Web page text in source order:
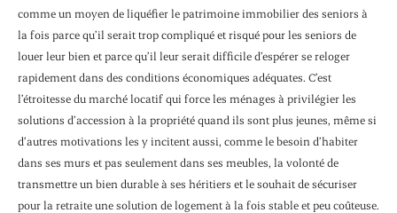
comme un moyen de liquéfier le patrimoine immobilier des seniors à
la fois parce qu’il serait trop compliqué et risqué pour les seniors de
louer leur bien et parce qu’il leur serait difficile d’espérer se reloger
rapidement dans des conditions économiques adéquates. C’est
l’étroitesse du marché locatif qui force les ménages à privilégier les
solutions d’accession à la propriété quand ils sont plus jeunes, même si
d’autres motivations les y incitent aussi, comme le besoin d’habiter
dans ses murs et pas seulement dans ses meubles, la volonté de
transmettre un bien durable à ses héritiers et le souhait de sécuriser
pour la retraite une solution de logement à la fois stable et peu coûteuse.